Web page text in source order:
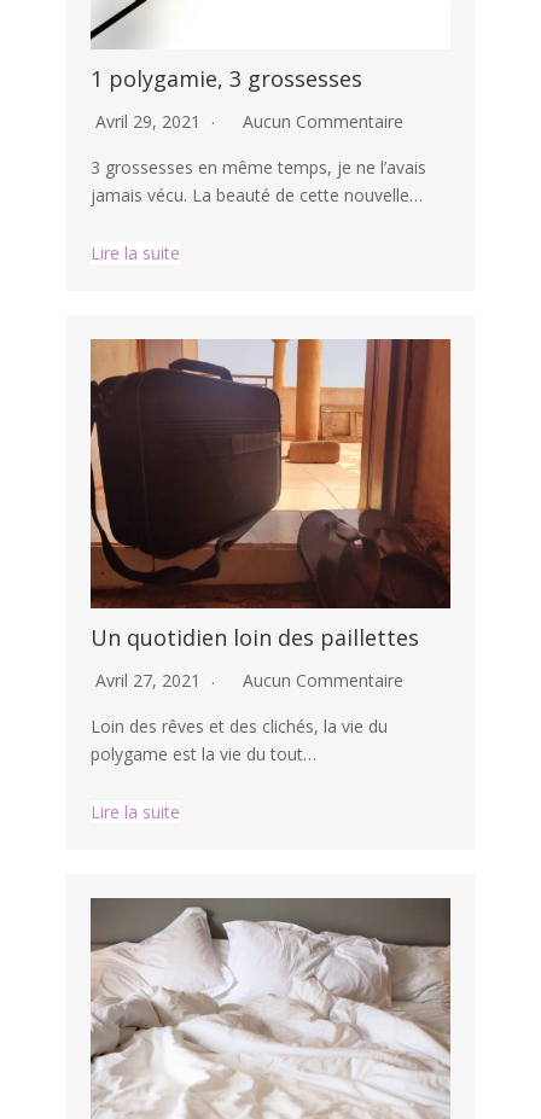
1 polygamie, 3 grossesses
Avril 29, 2021
Aucun Commentaire
3 grossesses en même temps, je ne l’avais
jamais vécu. La beauté de cette nouvelle…
Lire la suite
Un quotidien loin des paillettes
Avril 27, 2021
Aucun Commentaire
Loin des rêves et des clichés, la vie du
polygame est la vie du tout…
Lire la suite